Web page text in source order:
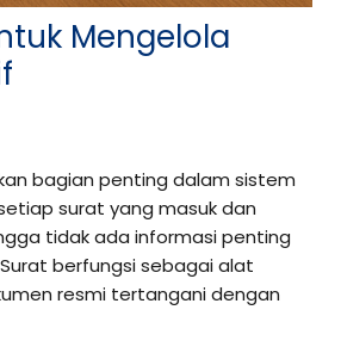
Mengelola
bagian penting dalam sistem
surat yang masuk dan
tidak ada informasi penting
berfungsi sebagai alat
resmi tertangani dengan